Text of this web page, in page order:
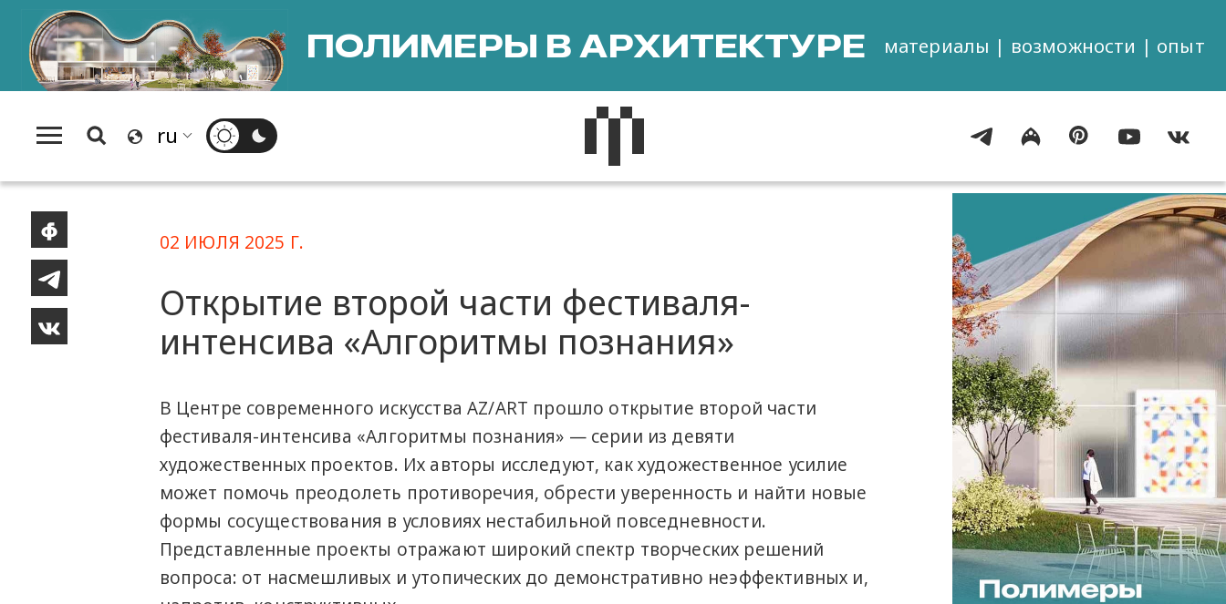
ПОЛИМЕРЫ В АРХИТЕКТУРЕ материалы | возможности | опыт
02 ИЮЛЯ 2025 Г.
Открытие второй части фестиваля-
интенсива «Алгоритмы познания»
В Центре современного искусства AZ/ART прошло открытие второй части
фестиваля-интенсива «Алгоритмы познания» — серии из девяти
художественных проектов. Их авторы исследуют, как художественное усилие
может помочь преодолеть противоречия, обрести уверенность и найти новые
формы сосуществования в условиях нестабильной повседневности.
Представленные проекты отражают широкий спектр творческих решений
вопроса: от насмешливых и утопических до демонстративно неэффективных и,